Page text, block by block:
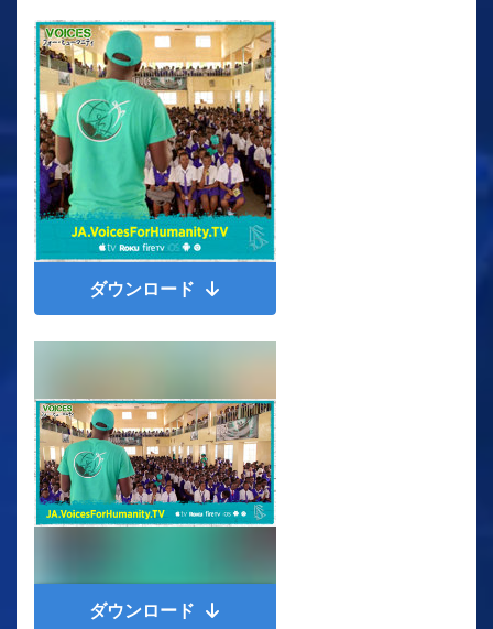
ダウンロード
ダウンロード